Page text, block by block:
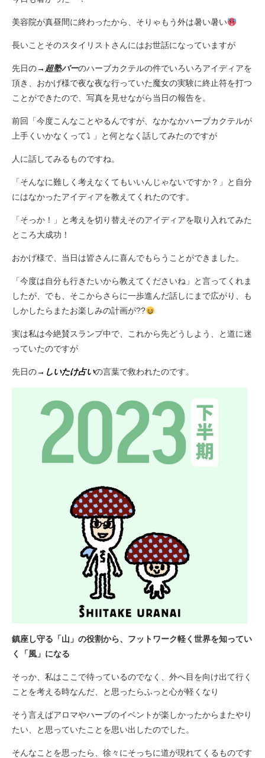
美容院が真昼間に終わったから、そりゃもう外は暑い暑い
長いことそのスタイリストさんにはお世話になっていますが
先日の→ 超塾バーのハーブカクテルの件でいろいろアイディアを
頂き、おかげ様で夜な夜な行っていた魔女の実験に終止符を打つ
ことができたので、写真を見せながら当日の報告を。
前回「今度こんなことやるんですが、なかなかハーブカクテルが
上手くいかなくって⤵︎ ︎」と何となく話してみたのですが
人に話してみるものですね。
「そんなに難しく考えなくてもいいんじゃないですか？」と自分
にはなかったアイディアを教えてくれたのです。
「そっか！」と考えを切り替えそのアイディアを取り入れてみた
ところ大成功！
おかげ様で、当日は皆さんに喜んでもらうことができました。
「今度は自分も行きたいから教えてくださいね」と言ってくれま
したが、でも、そこからさらに一歩進んだ話しにまで広がり、も
しかしたらまたお楽しみの計画が??
実は私は今絶賛スランプ中で、これから先どうしよう、と道に迷
っていたのですが
先日の→しいたけ占いの言葉で救われたのです。
鎮座し守る「山」の役割から、フットワーク軽く世界を知ってい
く「風」になる
そっか、私はここで待っているのでなく、外へ目を向け出て行く
ことを考える時なんだ、と思ったらふっと心が軽くなり
そう言えばアロマやハーブのイベントが楽しかったからまたやり
たい、と思っていたことを思い出したのでした。
そんなことを思ったら、徐々にそっちに道が現れてくるものです